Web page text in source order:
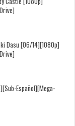
Dasu [06/14][1080p]
Español][Mega-